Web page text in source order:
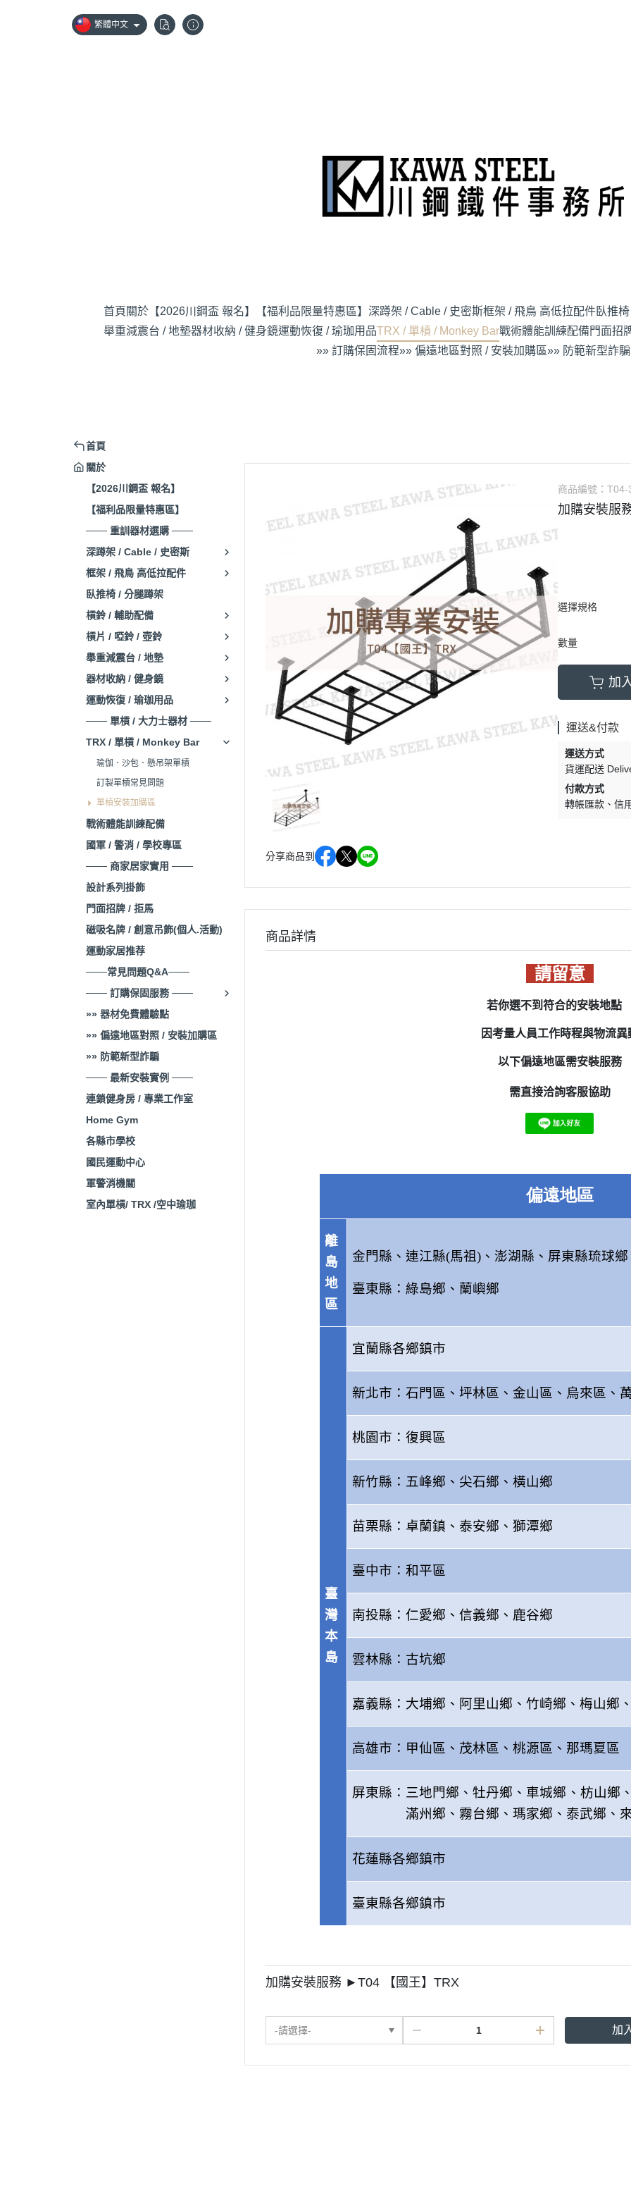
繁體中文
首頁 關於【2026川鋼盃 報名】 【福利品限量特惠區】 深蹲架 / Cable / 史密斯框架 / 飛鳥 高低拉配件臥推
舉重減震台 / 地墊器材收納 / 健身鏡運動恢復 / 瑜珈用品TRX / 單槓 / Monkey Bar戰術體能訓練配備門面招
»» 訂購保固流程»» 偏遠地區對照 / 安裝加購區»» 防範新型詐騙
首頁
關於
【2026川鋼盃 報名】
【福利品限量特惠區】
─── 重訓器材選購 ───
深蹲架 / Cable / 史密斯
框架 / 飛鳥 高低拉配件
臥推椅 / 分腿蹲架
槓鈴 / 輔助配備
槓片 / 啞鈴 / 壺鈴
舉重減震台 / 地墊
器材收納 / 健身鏡
運動恢復 / 瑜珈用品
─── 單槓 / 大力士器材 ───
TRX / 單槓 / Monkey Bar
瑜伽．沙包．懸吊架單槓
訂製單槓常見問題
單槓安裝加購區
戰術體能訓練配備
國軍 / 警消 / 學校專區
─── 商家居家實用 ───
設計系列掛飾
門面招牌 / 拒馬
磁吸名牌 / 創意吊飾(個人.活動)
運動家居推荐
───常見問題Q&A───
─── 訂購保固服務 ───
»» 器材免費體驗點
»» 偏遠地區對照 / 安裝加購區
»» 防範新型詐騙
─── 最新安裝實例 ───
連鎖健身房 / 專業工作室
Home Gym
各縣市學校
國民運動中心
軍警消機關
室內單槓/ TRX /空中瑜珈
分享商品到
商品編號：T04-
加購安裝服
選擇規格
數量
加
運送&付款
運送方式
貨運配送
付款方式
轉帳匯款
信
商品詳情
請留意
若你選不到符合的安裝地
因考量人員工作時程與物流異
以下偏遠地區需安裝服務
需直接洽詢客服協助
偏遠地區
離
島
地
區
金門縣、 連江縣(馬祖)、 澎湖縣、 屏東縣琉球鄉
臺東縣：綠島鄉、蘭嶼鄉
臺
灣
本
島
宜蘭縣各鄉鎮市
新北市：石門區、坪林區、金山區、烏來區、
桃園市：復興區
新竹縣：五峰鄉、尖石鄉、橫山鄉
苗栗縣：卓蘭鎮、泰安鄉、獅潭鄉
臺中市：和平區
南投縣：仁愛鄉、信義鄉、鹿谷鄉
雲林縣：古坑鄉
嘉義縣：大埔鄉、阿里山鄉、竹崎鄉、梅山鄉
高雄市：甲仙區、茂林區、桃源區、那瑪夏區
屏東縣：三地門鄉、牡丹鄉、車城鄉、枋山鄉
滿州鄉、霧台鄉、瑪家鄉、泰武鄉、
花蓮縣各鄉鎮市
臺東縣各鄉鎮市
加購安裝服務 ►T04 【國王】TRX
-請選擇- 加